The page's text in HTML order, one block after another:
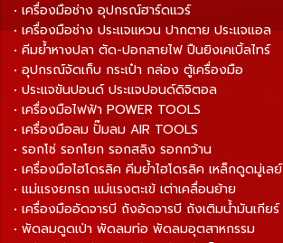
• เครื่องมือช่าง อุปกรณ์ฮาร์ดแวร์
• เครื่องมือช่าง ประแจแหวน ปากตาย ประแจแอล
• คีมย้ำหางปลา ตัด-ปอกสายไฟ ปืนยิงเคเบิ้ลไทร์
• อุปกรณ์จัดเก็บ กระเป๋า กล่อง ตู้เครื่องมือ
• ประแจขันปอนด์ ประแจปอนด์ดิจิตอล
• เครื่องมือไฟฟ้า POWER TOOLS
• เครื่องมือลม ปั๊มลม AIR TOOLS
• รอกโซ่ รอกโยก รอกสลิง รอกกว้าน
• เครื่องมือไฮโดรลิค คีมย้ำไฮโดรลิค เหล็กดูดมู่เลย์
• แม่แรงยกรถ แม่แรงตะเข้ เต่าเคลื่อนย้าย
• เครื่องมืออัดจารบี ถังอัดจารบี ถังเติมน้ำมันเกียร์
• พัดลมดูดเป่า พัดลมท่อ พัดลมอุตสาหกรรม